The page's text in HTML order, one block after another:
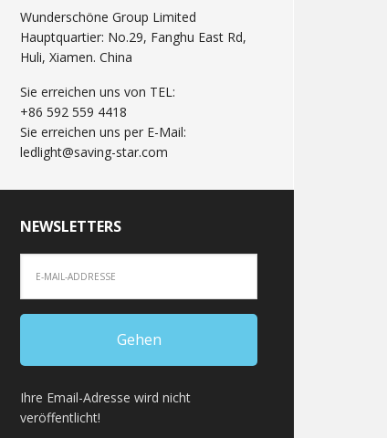
Wunderschöne Group Limited
Hauptquartier: No.29, Fanghu East Rd,
Huli, Xiamen. China
Sie erreichen uns von TEL:
+86 592 559 4418
Sie erreichen uns per E-Mail:
ledlight@saving-star.com
NEWSLETTERS
Ihre Email-Adresse wird nicht
veröffentlicht!